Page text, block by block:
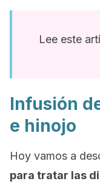
Lee este
Infusión
e hinojo
Hoy vamos a
para tratar las